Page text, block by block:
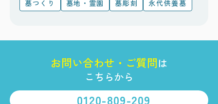
墓つくり
墓地・霊園 墓彫刻 永代供養墓
お問い合わせ ・ ご質問は
こちらから
0120-809-209